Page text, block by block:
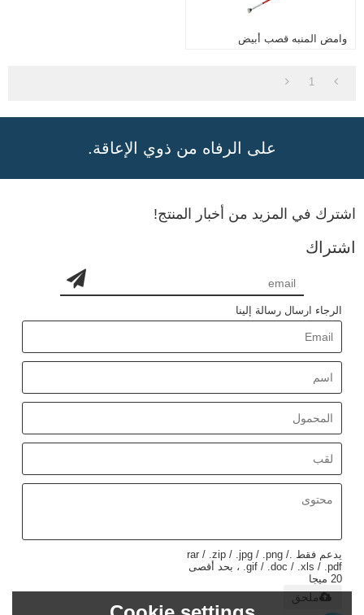
وامض المنبه قصب أبيض
1
على الرفاه من ذوي الإعاقة.
اشترك في المزيد من أخبار المنتج!
اشتراك
الرجاء ارسال رسالة إلينا
يدعم فقط .rar / .zip / .jpg / .png /
.gif / .doc / .xls / .pdf ، بحد أقصى
20 ميجا
ملحق